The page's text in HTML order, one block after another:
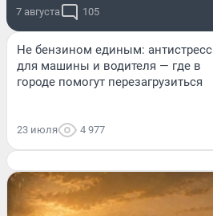
7 августа 105
Не бензином единым: антистресс
для машины и водителя — где в
городе помогут перезагрузиться
23 июля 4 977